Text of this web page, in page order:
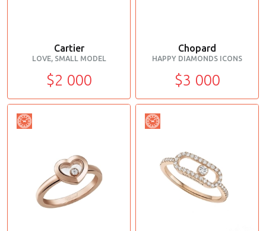
Cartier
LOVE, SMALL MODEL
$2 000
Chopard
HAPPY DIAMONDS ICONS
$3 000